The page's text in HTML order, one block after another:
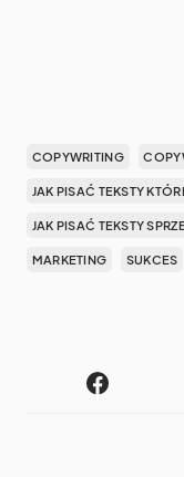
COPYWRITING
JAK PISAĆ TEKSTY
JAK PISAĆ TEKSTY
MARKETING SUKCES